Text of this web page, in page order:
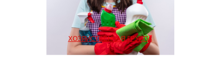
ХОЗЯЙСТВЕННАЯ ГРУППА